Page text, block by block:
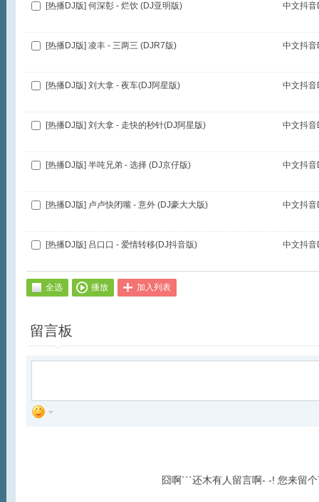
[热播DJ版] 何深彰 - 烂饮 (DJ亚明版) 中文抖音
[热播DJ版] 凌丰 - 三两三 (DJR7版) 中文抖音
[热播DJ版] 刘大拿 - 夜车(DJ阿星版) 中文抖音
[热播DJ版] 刘大拿 - 走快的秒针(DJ阿星版) 中文抖音
[热播DJ版] 半吨兄弟 - 选择 (DJ京仔版) 中文抖音
[热播DJ版] 卢卢快闭嘴 - 意外 (DJ豪大大版) 中文抖音
[热播DJ版] 吕口口 - 爱情转移(DJ抖音版) 中文抖音
全选 播放 加入列表
留言板
囧啊```还木有人留言啊- -! 您来留